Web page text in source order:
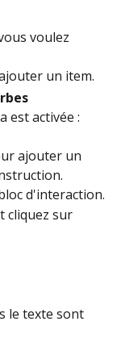
voulez
un item.
est activée :
ajouter un
d'interaction.
cliquez sur
le texte sont